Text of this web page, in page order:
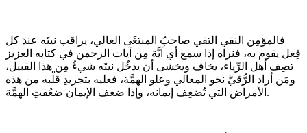
فالمؤمِن النقي التقي صاحبُ المبتغَى العالي، يراقب نيتَه عندَ كل
فِعل يقوم به، فنراه إذا سمع أي آيَّة مِن آيات الرحمن في كتابه العزيز
تصِف أهل الرِّياء، يخاف ويخشى أن يدخُل نيتَه شيءٌ مِن هذا القبيل،
ومَن أراد الرُّقيَّ نحو المعالي وعلو الهمَّة، فعليه بتجريدِ قلْبه من هذه
الأمراض التي تُضعِف إيمانه، وإذا ضعف الإيمان ضعُفتِ الهمَّة.